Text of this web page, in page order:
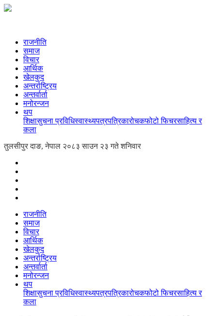
राजनीति
समाज
विचार
आर्थिक
खेलकुद
अन्तर्राष्ट्रिय
अन्तर्वार्ता
मनोरन्जन
थप
शिक्षासुचना प्रविधिस्वास्थ्यपत्रपत्रिकारोचकफोटो फिचरसाहित्य र
कला
तुलसीपुर दाङ, नेपाल २०८३ साउन २३ गते शनिवार
राजनीति
समाज
विचार
आर्थिक
खेलकुद
अन्तर्राष्ट्रिय
अन्तर्वार्ता
मनोरन्जन
थप
शिक्षासुचना प्रविधिस्वास्थ्यपत्रपत्रिकारोचकफोटो फिचरसाहित्य र
कला